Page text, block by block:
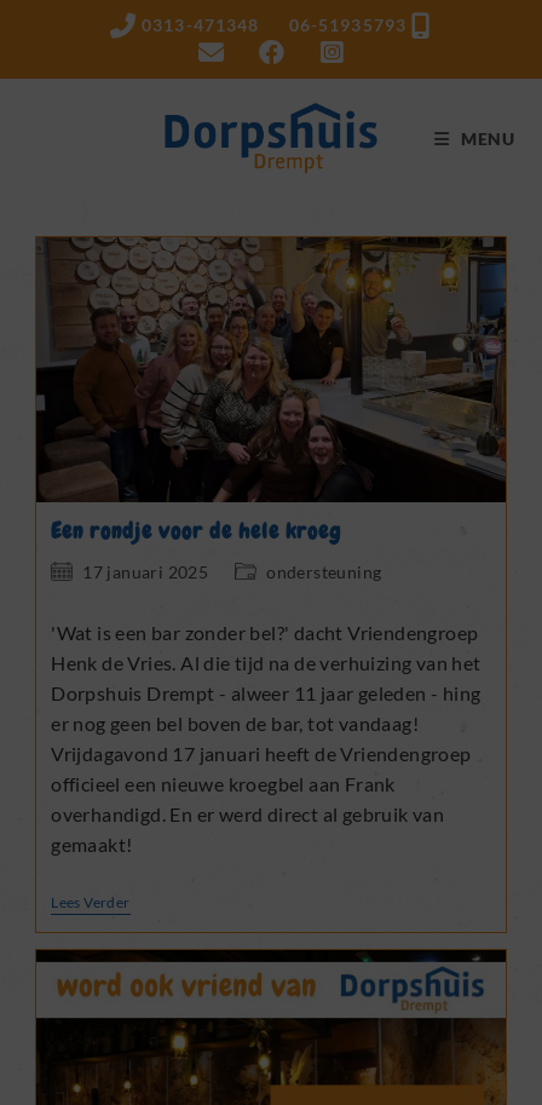
inhoud
0313-471348 06-51935793
MENU
Een rondje voor de hele kroeg
Bericht17 januari 2025 Berichtcategorie:
ondersteuning
'Wat is een bar zonder bel?' dacht Vriendengroep
Henk de Vries. Al die tijd na de verhuizing van het
Dorpshuis Drempt - alweer 11 jaar geleden - hing
er nog geen bel boven de bar, tot vandaag!
Vrijdagavond 17 januari heeft de Vriendengroep
officieel een nieuwe kroegbel aan Frank
overhandigd. En er werd direct al gebruik van
gemaakt!
Lees VerderEen
Rondje
De
Hele
Kroeg